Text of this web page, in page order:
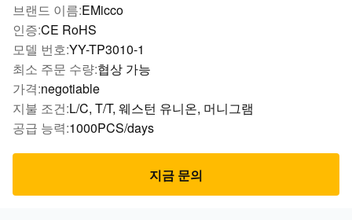
브랜드 이름:EMicco
인증:CE RoHS
모델 번호:YY-TP3010-1
최소 주문 수량:협상 가능
가격:negotiable
지불 조건:L/C, T/T, 웨스턴 유니온, 머니그램
공급 능력:1000PCS/days
지금 문의